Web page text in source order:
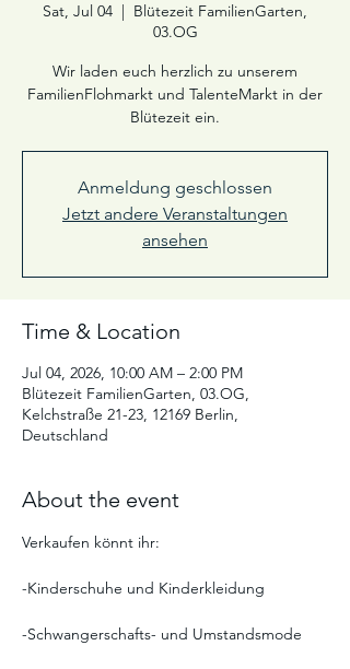
Sat, Jul 04
  |
Blütezeit FamilienGarten,
03.OG
Wir laden euch herzlich zu unserem
FamilienFlohmarkt und TalenteMarkt in der
Blütezeit ein.
Anmeldung geschlossen
Jetzt andere Veranstaltungen
ansehen
Time & Location
Jul 04, 2026, 10:00 AM – 2:00 PM
Blütezeit FamilienGarten, 03.OG,
Kelchstraße 21-23, 12169 Berlin,
Deutschland
About the event
Verkaufen könnt ihr:
-Kinderschuhe und Kinderkleidung
-Schwangerschafts- und Umstandsmode